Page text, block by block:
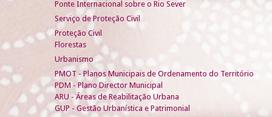
Ponte Internacional sobre o Rio Sever
Serviço de Proteção Civil
Proteção Civil
Florestas
Urbanismo
PMOT - Planos Municipais de Ordenamento do Território
PDM - Plano Director Municipal
ARU - Áreas de Reabilitação Urbana
GUP - Gestão Urbanística e Patrimonial